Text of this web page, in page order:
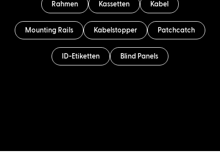
Rahmen Kassetten Kabel
Mounting Rails Kabelstopper Patchcatch
ID-Etiketten Blind Panels